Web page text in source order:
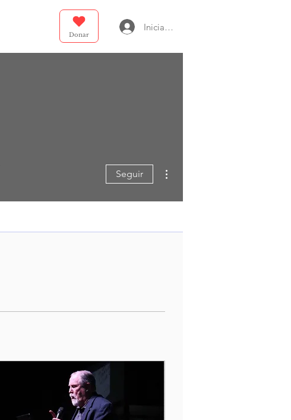
Donar
Iniciar sesión
Seguir